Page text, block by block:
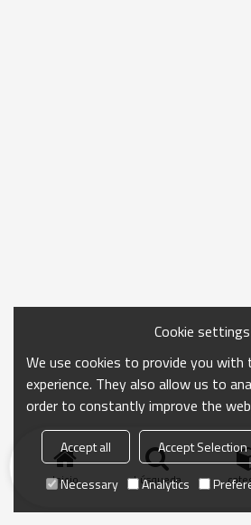
Inicio búsqueda
Cookie settings
We use cookies to provide you with
experience. They also allow us to
order to constantly improve the
Accept all Accept Selection
Necessary
Analytics